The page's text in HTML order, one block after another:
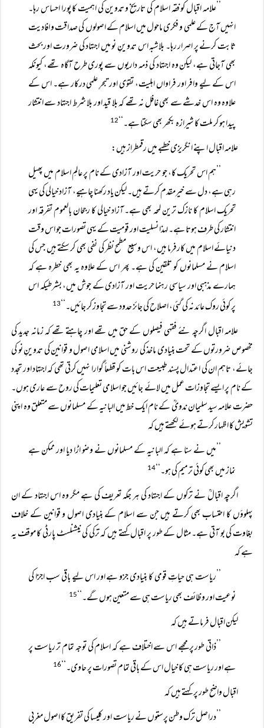
’’علامہ اقبال کو فقہ اسلام کی تاریخ و تدوین کی اہمیت کا پورا احساس رہا۔
انہیں آج کے علمی و فکری ماحول میں اسلام کے اصولوں کی صداقت و افادیت
ثابت کرنے پر اصرار رہا۔ بلاشبہ اس تدوینِ نو میں اجتہاد کی ضرورت اور بحث
بھی آجاتی ہے، لیکن وہ اجتہاد کی ذمہ داریوں سے پوری طرح آگاہ تھے، کیونکہ
اس کے لیے وافر اور فراواں اہلیت، تقوٰی اور تبحرِ علمی درکار ہے۔ اس کے
علاوہ وہ اس خدشے سے بھی غافل نہ تھے کہ بلا قید اور بلا شرط اجتہاد سے انتشار
پیدا ہو کر ملت کا شیرازہ بکھر بھی سکتا ہے۔‘‘
12
علامہ اقبال اپنے انگریزی خطبے میں رقمطراز ہیں:
’’ہم اس تحریک کا، جو حریت اور آزادی کے نام پر عالمِ اسلام میں پھیل
رہی ہے، دل سے خیرمقدم کرتے ہیں۔ لیکن یاد رکھنا چاہیے، آزاد خیالی کی یہی
تحریک اسلام کا نازک ترین لمحہ بھی ہے۔ آزاد خیالی کا رجحان بالعموم تفرقہ اور
انتشار کی طرف ہوتا ہے۔ لہذا نسلیت اور قومیت کے یہی تصورات جو اس وقت
دنیائے اسلام میں کارفرما ہیں، اس وسیع مطمح نظر کی نفی بھی کر سکتے ہیں جس کی
اسلام نے مسلمانوں کو تلقین کی ہے۔ پھر اس کے علاوہ یہ بھی خطرہ ہے کہ
ہمارے مذہبی اور سیاسی رہنما حریت اور آزادی کے جوش میں، بشرطیکہ اس
پر کوئی روک عائد نہ کی گئی، اصلاح کی جائز حدود سے تجاوز کر جائیں۔‘‘
13
علامہ اقبال اگرچہ نئے فقہی فیصلوں کے حق میں تھے اور چاہتے تھے کہ زمانہ جدید کی
مخصوص ضرورتوں کے تحت بنیادی ماخذ کی روشنی میں اسلامی اصول و قوانین کی تدوینِ نو کی
جائے، تاہم ان کی اعتدال پسند طبیعت اس بات کو قطعاً گوارا نہیں کرتی تھی کہ اجتہاد اور تجدد
کے نام پر ایسے تجاوزات عمل میں لائے جائیں جو اسلامی تعلیمات کی روح سے عاری ہوں۔
حضرت علامہ سید سلیمان ندویؒ کے نام ایک خط میں البانیہ کے مسلمانوں سے متعلق وہ اپنی
تشویش کا اظہار کرتے ہوئے لکھتے ہیں کہ
’’میں نے سنا ہے کہ البانیہ کے مسلمانوں نے وضو اڑا دیا اور ممکن ہے
نماز میں بھی کوئی ترمیم کی ہو۔‘‘
14
اگرچہ اقبالؒ نے ترکوں کے اجتہاد کی ہر جگہ تعریف کی ہے مگر وہ اس اجتہاد کے ان
پہلوؤں کا احتساب بھی کرتے ہیں جن سے اسلام کے بنیادی اصول و قوانین کے خلاف
بغاوت کی بو آتی ہے۔ مثال کے طور پر اقبال کہتے ہیں کہ ترکی کی نیشنلسٹ پارٹی کا موقف یہ
ہے کہ
’’ریاست ہی حیاتِ قومی کا بنیادی جزو ہے اور اس لیے باقی سب اجزا کی
نوعیت اور وظائف بھی ریاست ہی سے متعین ہوں گے۔‘‘
15
لیکن اقبال فرماتے ہیں کہ
’’ذاتی طور پر مجھے اس سے اختلاف ہے کہ اسلام کی توجہ تمام تر ریاست پر
ہے اور ریاست ہی کا خیال اس کے باقی تمام تصورات پر حاوی۔‘‘
16
اقبال واضح طور پر کہتے ہیں کہ
’’دراصل ترک وطن پرستوں نے ریاست اور کلیسا کی تفریق کا اصول مغربی